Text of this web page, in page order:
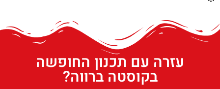
עזרה עם תכנון החופשה
בקוסטה ברווה?